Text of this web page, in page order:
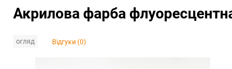
Акрилова фарба
огляд Відгуки (0)